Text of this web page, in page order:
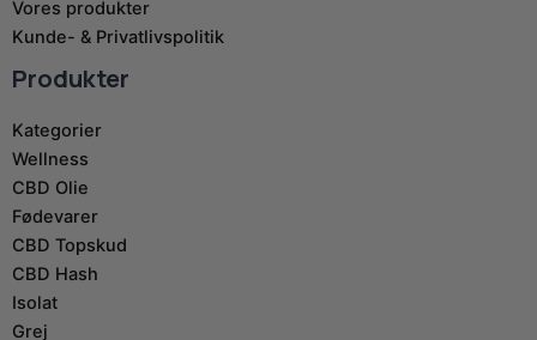
Vores produkter
Kunde- & Privatlivspolitik
Produkter
Kategorier
Wellness
CBD Olie
Fødevarer
CBD Topskud
CBD Hash
Isolat
Grej